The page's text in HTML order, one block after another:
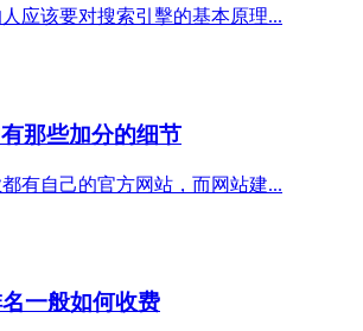
应该要对搜索引擊的基本原理...
那些加分的细节
有自己的官方网站，而网站建...
一般如何收费